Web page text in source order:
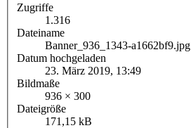
Zugriffe
1.316
Dateiname
Banner_936_1343-a1662bf9.jpg
Datum hochgeladen
23. März 2019, 13:49
Bildmaße
936 × 300
Dateigröße
171,15 kB